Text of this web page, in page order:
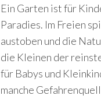
Ein Garten ist für
Paradies. Im Freien
austoben und die
die Kleinen der
für Babys und
manche